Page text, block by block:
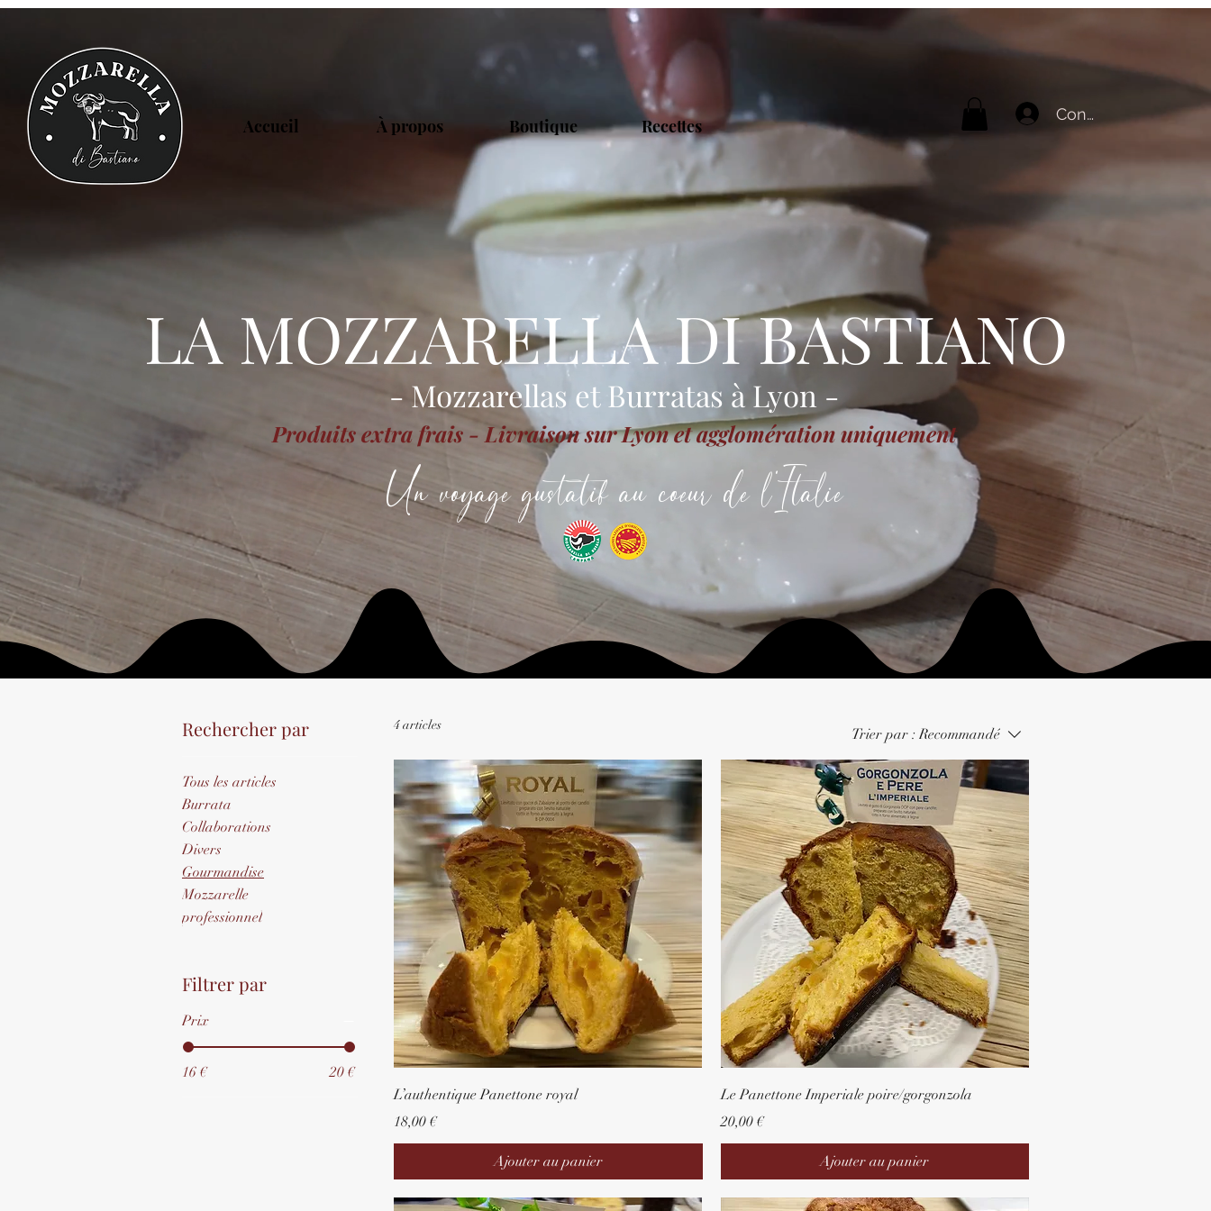
Accueil À propos Boutique Recettes
Connexion
LA MOZZARELLA DI BASTIANO
- Mozzarellas et Burratas à Lyon -
Produits extra frais - Livraison sur Lyon et agglomération uniquement
Un voyage gustatif au coeur de l'Italie
Rechercher par
Tous les articles
Burrata
Collaborations
Divers
Gourmandise
Mozzarelle
professionnel
Filtrer par
Prix
16 € 20 €
4 articles
Trier par : Recommandé
L’authentique Panettone royal
Prix
18,00 €
Ajouter au panier
Le Panettone Imperiale poire/gorgonzola
Prix
20,00 €
Ajouter au panier